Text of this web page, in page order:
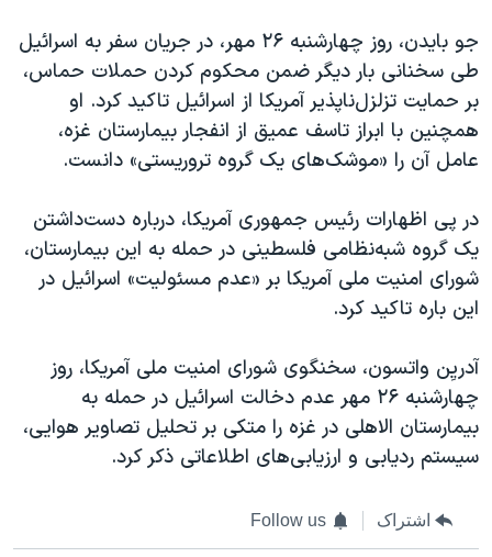
جو بایدن، روز چهارشنبه ۲۶ مهر، در جریان سفر به اسرائیل
طی سخنانی بار دیگر ضمن محکوم کردن حملات حماس،
بر حمایت تزلزل‌ناپذیر آمریکا از اسرائیل تاکید کرد. او
همچنین با ابراز تاسف عمیق از انفجار بیمارستان غزه،
عامل آن را «موشک‌های یک گروه تروریستی» دانست.
در پی اظهارات رئیس جمهوری آمریکا، درباره دست‌داشتن
یک گروه شبه‌نظامی فلسطینی در حمله به این بیمارستان،
شورای امنیت ملی آمریکا بر «عدم مسئولیت» اسرائیل در
این باره تاکید کرد.
آدریِن واتسون، سخنگوی شورای امنیت ملی آمریکا، روز
چهارشنبه ۲۶ مهر عدم دخالت اسرائیل در حمله به
بیمارستان الاهلی در غزه را متکی بر تحلیل تصاویر هوایی،
سیستم ردیابی و ارزیابی‌های اطلاعاتی ذکر کرد.
اشتراک Follow us